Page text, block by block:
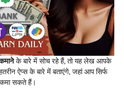
के बारे में सोच रहे हैं, तो यह लेख आपके
ऐप्स के बारे में बताएंगे, जहां आप सिर्फ
सकते हैं।